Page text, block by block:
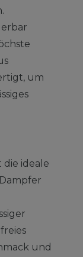
um
die ideale
und